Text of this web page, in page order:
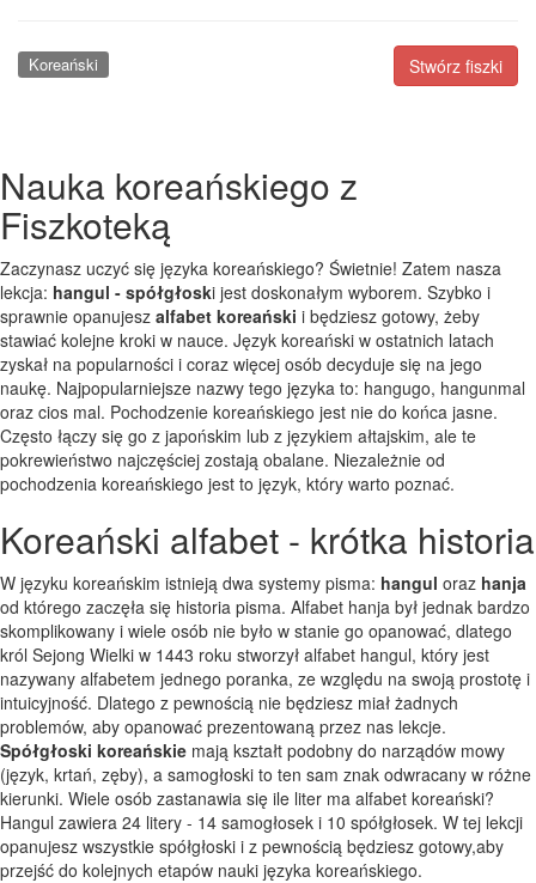
Stwórz fiszki
Koreański
Nauka koreańskiego z
Fiszkoteką
Zaczynasz uczyć się języka koreańskiego? Świetnie! Zatem nasza
lekcja: hangul - spółgłoski jest doskonałym wyborem. Szybko i
sprawnie opanujesz alfabet koreański i będziesz gotowy, żeby
stawiać kolejne kroki w nauce. Język koreański w ostatnich latach
zyskał na popularności i coraz więcej osób decyduje się na jego
naukę. Najpopularniejsze nazwy tego języka to: hangugo, hangunmal
oraz cios mal. Pochodzenie koreańskiego jest nie do końca jasne.
Często łączy się go z japońskim lub z językiem ałtajskim, ale te
pokrewieństwo najczęściej zostają obalane. Niezależnie od
pochodzenia koreańskiego jest to język, który warto poznać.
Koreański alfabet - krótka historia
W języku koreańskim istnieją dwa systemy pisma: hangul oraz hanja
od którego zaczęła się historia pisma. Alfabet hanja był jednak bardzo
skomplikowany i wiele osób nie było w stanie go opanować, dlatego
król Sejong Wielki w 1443 roku stworzył alfabet hangul, który jest
nazywany alfabetem jednego poranka, ze względu na swoją prostotę i
intuicyjność. Dlatego z pewnością nie będziesz miał żadnych
problemów, aby opanować prezentowaną przez nas lekcje.
Spółgłoski koreańskie mają kształt podobny do narządów mowy
(język, krtań, zęby), a samogłoski to ten sam znak odwracany w różne
kierunki. Wiele osób zastanawia się ile liter ma alfabet koreański?
Hangul zawiera 24 litery - 14 samogłosek i 10 spółgłosek. W tej lekcji
opanujesz wszystkie spółgłoski i z pewnością będziesz gotowy,aby
przejść do kolejnych etapów nauki języka koreańskiego.